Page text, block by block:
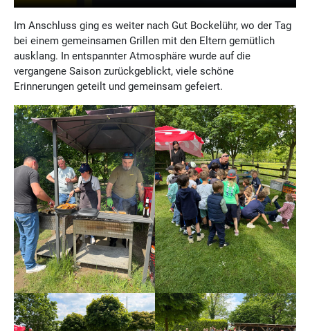
Im Anschluss ging es weiter nach Gut Bockelühr, wo der Tag
bei einem gemeinsamen Grillen mit den Eltern gemütlich
ausklang. In entspannter Atmosphäre wurde auf die
vergangene Saison zurückgeblickt, viele schöne
Erinnerungen geteilt und gemeinsam gefeiert.